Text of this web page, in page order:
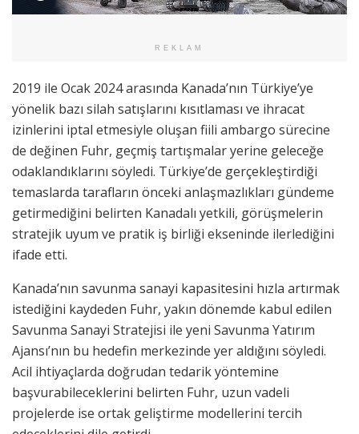
REKLAM
2019 ile Ocak 2024 arasında Kanada’nın Türkiye’ye
yönelik bazı silah satışlarını kısıtlaması ve ihracat
izinlerini iptal etmesiyle oluşan fiili ambargo sürecine
de değinen Fuhr, geçmiş tartışmalar yerine geleceğe
odaklandıklarını söyledi. Türkiye’de gerçekleştirdiği
temaslarda tarafların önceki anlaşmazlıkları gündeme
getirmediğini belirten Kanadalı yetkili, görüşmelerin
stratejik uyum ve pratik iş birliği ekseninde ilerlediğini
ifade etti.
Kanada’nın savunma sanayi kapasitesini hızla artırmak
istediğini kaydeden Fuhr, yakın dönemde kabul edilen
Savunma Sanayi Stratejisi ile yeni Savunma Yatırım
Ajansı’nın bu hedefin merkezinde yer aldığını söyledi.
Acil ihtiyaçlarda doğrudan tedarik yöntemine
başvurabileceklerini belirten Fuhr, uzun vadeli
projelerde ise ortak geliştirme modellerini tercih